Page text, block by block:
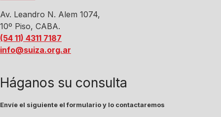
Av. Leandro N. Alem 1074,
10º Piso, CABA.
(54 11) 4311 7187
info@suiza.org.ar
Háganos su consulta
Envíe el siguiente el formulario y lo contactaremos